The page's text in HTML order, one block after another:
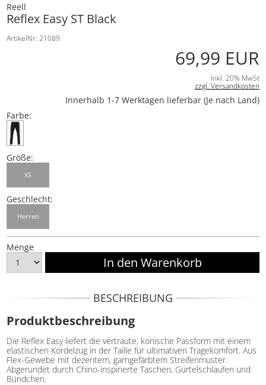
Reell
Reflex Easy ST Black
ArtikelNr: 21089
69,99 EUR
Inkl. 20% MwSt
zzgl. Versandkosten
Innerhalb 1-7 Werktagen lieferbar (Je nach Land)
Farbe:
Größe:
XS
Geschlecht:
Herren
Menge
BESCHREIBUNG
Produktbeschreibung
Die Reflex Easy liefert die vertraute, konische Passform mit einem
elastischen Kordelzug in der Taille für ultimativen Tragekomfort. Aus
Flex-Gewebe mit dezentem, garngefärbtem Streifenmuster.
Abgerundet durch Chino-inspirierte Taschen, Gürtelschlaufen und
Bündchen.